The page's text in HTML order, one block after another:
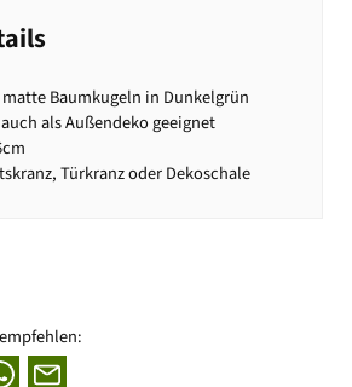
Baumkugeln in Dunkelgrün
als Außendeko geeignet
Türkranz oder Dekoschale